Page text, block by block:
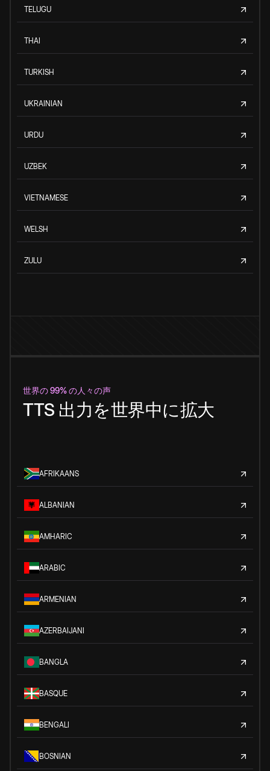
TELUGU
THAI
TURKISH
UKRAINIAN
URDU
UZBEK
VIETNAMESE
WELSH
ZULU
世界の 99% の人々の声
TTS 出力を世界中に拡大
AFRIKAANS
ALBANIAN
AMHARIC
ARABIC
ARMENIAN
AZERBAIJANI
BANGLA
BASQUE
BENGALI
BOSNIAN